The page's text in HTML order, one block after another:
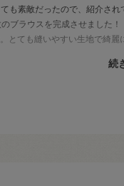
も素敵だったので、紹介さ
ブラウスを完成させました！
とても縫いやすい生地で綺麗
続